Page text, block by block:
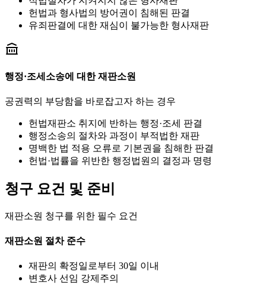
헌법과 형사법의 방어권이 침해된 판결
유죄판결에 대한 재심이 불가능한 형사재판
행정·조세소송에 대한 재판소원
공권력의 부당함을 바로잡고자 하는 경우
헌법재판소 취지에 반하는 행정·조세 판결
행정소송의 절차와 과정이 부적법한 재판
명백한 법 적용 오류로 기본권을 침해한 판결
헌법·법률을 위반한 행정법원의 결정과 명령
청구 요건 및 준비
재판소원 청구를 위한 필수 요건
재판소원 절차 준수
재판의 확정일로부터 30일 이내
변호사 선임 강제주의